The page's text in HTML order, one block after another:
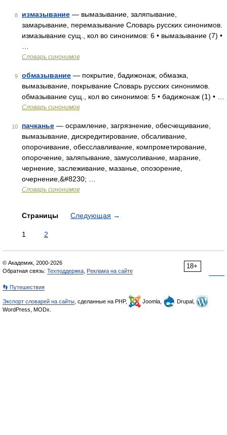
8 измазывание — вымазывание, заляпывание,
замарывание, перемазывание Словарь русских синонимов.
измазывание сущ., кол во синонимов: 6 • вымазывание (7) •
Словарь синонимов
9 обмазывание — покрытие, бадижонаж, обмазка,
вымазывание, покрывание Словарь русских синонимов.
обмазывание сущ., кол во синонимов: 5 • бадижонаж (1) • …
Словарь синонимов
10 пачканье — осрамление, загрязнение, обесчещивание,
вымазывание, дискредитирование, обсаливание,
опорочивание, обесславливание, компрометирование,
опорочение, заляпывание, замусоливание, марание,
чернение, заслеживание, мазанье, опозорение,
очернение,&#8230; …
Словарь синонимов
Страницы Следующая →
1 2
18+
© Академик, 2000-2026
Обратная связь: Техподдержка Реклама на сайте
👣 Путешествия
Экспорт словарей на сайты , сделанные на PHP, Joomla,
Drupal,
WordPress, MODx.